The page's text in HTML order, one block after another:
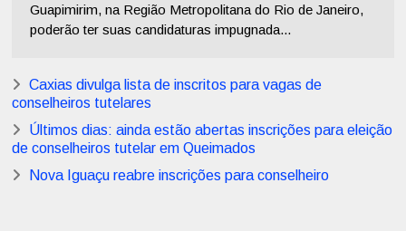
Guapimirim, na Região Metropolitana do Rio de Janeiro,
poderão ter suas candidaturas impugnada...
Caxias divulga lista de inscritos para vagas de
conselheiros tutelares
Últimos dias: ainda estão abertas inscrições para eleição
de conselheiros tutelar em Queimados
Nova Iguaçu reabre inscrições para conselheiro